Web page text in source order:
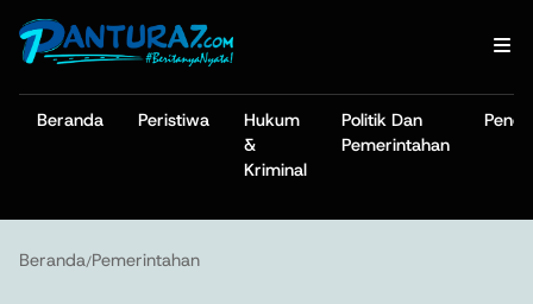
Beranda Peristiwa
Hukum
&
Kriminal
Politik Dan
Pemerintahan
Beranda/Pemerintahan